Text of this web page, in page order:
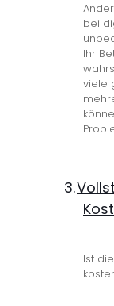
bei
Ihr
viele
3.
Ist